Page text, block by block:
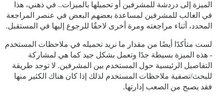
الميزة إلى دردشة للمشرفين أو تحميلها بالميزات.. في ذهني، هذا
في الغالب للمشرفين لمساعدة بعضهم البعض في عنصر المراجعة
المحدد، أثناء مراجعته ومرة أخرى لاحقًا للرجوع إليها في المستقبل.
لست متأكدًا أيضًا من مقدار ما نريد تحميله في ملاحظات المستخدم
- هذه الميزة بسيطة جدًا وتعمل بشكل جيد كما هي لمشاركة
التفاصيل الرئيسية حول المستخدم بين المشرفين. لا توجد طريقة
للبحث/تصفية ملاحظات المستخدم لذلك إذا كان هناك الكثير منها
فقد يصبح من الصعب إدارتها.